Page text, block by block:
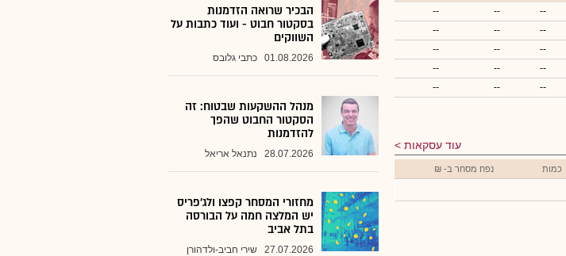
--
--
--
--
--
--
--
--
--
--
--
--
--
--
--
עוד עסקאות
כמות נפח מסחר ב- ₪
הבכיר שרואה הזדמנות
בסקטור חבוט - ועוד כתבות על
השווקים
01.08.2026 כתבי גלובס
מנהל ההשקעות שבטוח: זה
הסקטור החבוט שהפך
להזדמנות
28.07.2026 נתנאל אריאל
מחזורי המסחר קפצו ולג'פריס
יש המלצה חמה על הבורסה
בתל אביב
27.07.2026 שירי חביב-ולדהורן